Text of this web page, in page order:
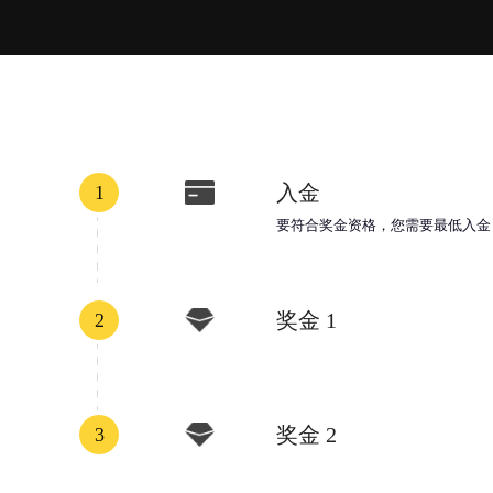
1 入金
要符合奖金资格，您需要最低入金
2 奖金 1
3 奖金 2